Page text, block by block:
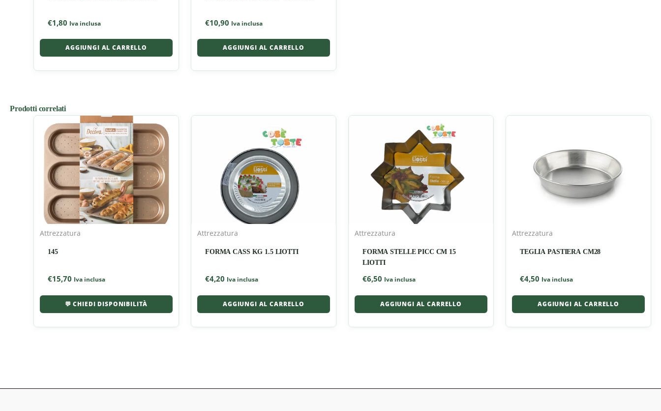
€1,80 Iva inclusa
AGGIUNGI AL CARRELLO
€10,90 Iva inclusa
AGGIUNGI AL CARRELLO
Prodotti correlati
Attrezzatura
145
€15,70 Iva inclusa
💬 CHIEDI DISPONIBILITÀ
Attrezzatura
FORMA CASS KG 1.5 LIOTTI
€4,20 Iva inclusa
AGGIUNGI AL CARRELLO
Attrezzatura
FORMA STELLE PICC CM 15
LIOTTI
€6,50 Iva inclusa
AGGIUNGI AL CARRELLO
Attrezzatura
TEGLIA PASTIERA CM28
€4,50 Iva inclusa
AGGIUNGI AL CARRELLO